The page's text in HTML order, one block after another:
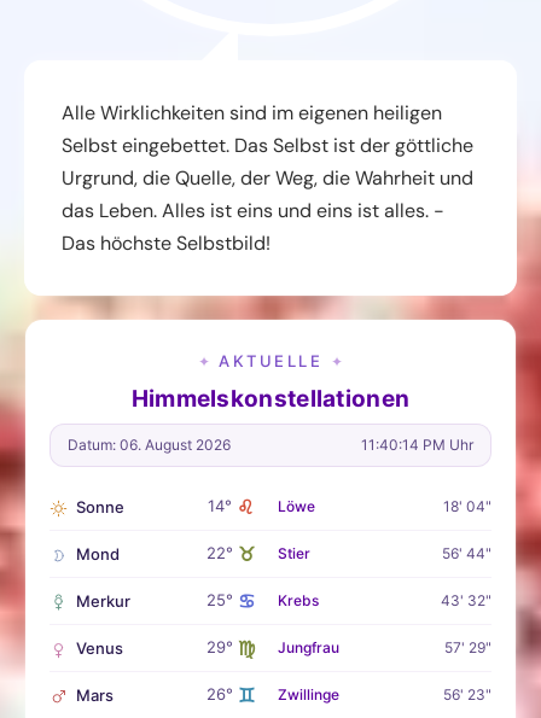
Alle Wirklichkeiten sind im eigenen heiligen
Selbst eingebettet. Das Selbst ist der göttliche
Urgrund, die Quelle, der Weg, die Wahrheit und
das Leben. Alles ist eins und eins ist alles. -
Das höchste Selbstbild!
✦ AKTUELLE ✦
Himmelskonstellationen
Datum: 06. August 2026 11:40:15 PM Uhr
Sonne 14° ♌ Löwe 18' 04"
Mond 22° ♉ Stier 56' 44"
Merkur 25° ♋ Krebs 43' 32"
Venus 29° ♍ Jungfrau 57' 29"
Mars 26° ♊ Zwillinge 56' 23"